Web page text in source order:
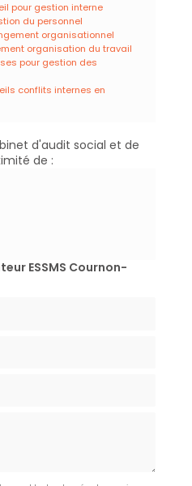
pour gestion interne
du personnel
organisationnel
organisation du travail
pour gestion des
conflits internes en
d'audit social et de
de :
ESSMS Cournon-